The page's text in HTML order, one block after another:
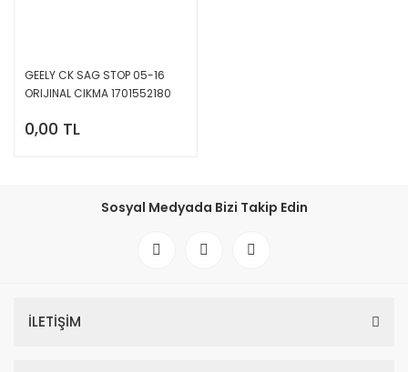
GEELY CK SAG STOP 05-16
ORIJINAL CIKMA 1701552180
0,00 TL
Sosyal Medyada Bizi Takip Edin
İLETİŞİM